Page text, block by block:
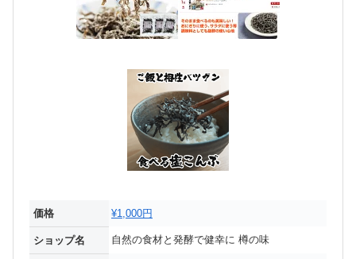
価格 ¥1,000円
ショップ名 自然の食材と発酵で健幸に 樽の味